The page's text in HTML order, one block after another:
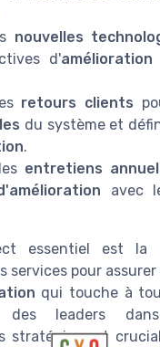
nouvelles
d'amélioration
retours clients
du système et
.
entretiens
avec
essentiel est la
services pour
qui touche à
des leaders dans
stratégies est